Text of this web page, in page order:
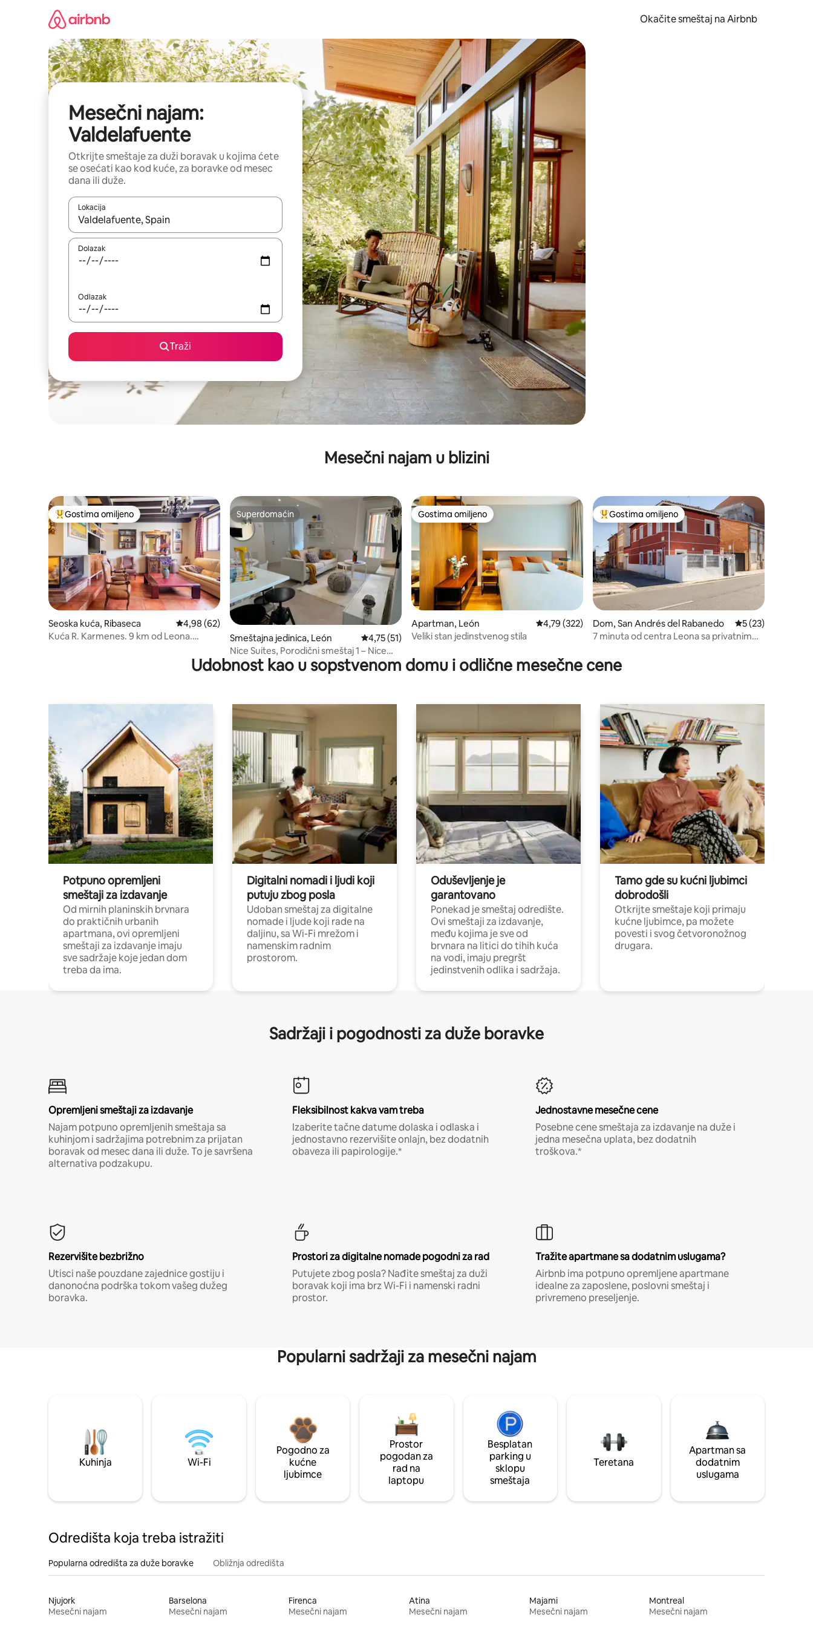
Okačite smeštaj na Airbnb
Mesečni najam:
Valdelafuente
Otkrijte smeštaje za duži boravak u kojima ćete
se osećati kao kod kuće, za boravke od mesec
dana ili duže.
Lokacija
Kad su rezultati dostupni, možete da se krećete kroz njih pomoću strelica nagore i nadole, kao i da ih istražujte dodirom ili prevlačenjem.
Dolazak
Odlazak
Traži
Mesečni najam u blizini
Najuspešniji među gostima omiljenim
Gostima omiljeno
Seoska kuća, Ribaseca Prosečna ocena 4,98 od 5, utisaka: 62
4,98 (62)
Kuća R. Karmenes. 9 km od Leona.
Superdomaćin
Superdomaćin
Smeštajna jedinica, León Prosečna ocena 4,75 od 5, utisaka: 51
4,75 (51)
Nice Suites, Porodični smeštaj 1 – Nice
Suites
Gostima omiljeno
Gostima omiljeno
Apartman, León Prosečna ocena 4,79 od 5, utisaka: 322
4,79 (322)
Veliki stan jedinstvenog stila
Najuspešniji među gostima omiljenim
Gostima omiljeno
Dom, San Andrés del Rabanedo Prosečna ocena 5
5 (23)
7 minuta od centra Leona sa privatnim
Udobnost kao u sopstvenom domu i odlične mesečne cene
Potpuno opremljeni
smeštaji za izdavanje
Od mirnih planinskih brvnara
do praktičnih urbanih
apartmana, ovi opremljeni
smeštaji za izdavanje imaju
sve sadržaje koje jedan dom
treba da ima.
Digitalni nomadi i ljudi koji
putuju zbog posla
Udoban smeštaj za digitalne
nomade i ljude koji rade na
daljinu, sa Wi-Fi mrežom i
namenskim radnim
prostorom.
Oduševljenje je
garantovano
Ponekad je smeštaj odredište.
Ovi smeštaji za izdavanje,
među kojima je sve od
brvnara na litici do tihih kuća
na vodi, imaju pregršt
jedinstvenih odlika i sadržaja.
Tamo gde su kućni ljubimci
dobrodošli
Otkrijte smeštaje koji primaju
kućne ljubimce, pa možete
povesti i svog četvoronožnog
drugara.
Sadržaji i pogodnosti za duže boravke
Opremljeni smeštaji za izdavanje
Najam potpuno opremljenih smeštaja sa
kuhinjom i sadržajima potrebnim za prijatan
boravak od mesec dana ili duže. To je savršena
alternativa podzakupu.
Fleksibilnost kakva vam treba
Izaberite tačne datume dolaska i odlaska i
jednostavno rezervišite onlajn, bez dodatnih
obaveza ili papirologije.*
Jednostavne mesečne cene
Posebne cene smeštaja za izdavanje na duže i
jedna mesečna uplata, bez dodatnih
troškova.*
Rezervišite bezbrižno
Utisci naše pouzdane zajednice gostiju i
danonoćna podrška tokom vašeg dužeg
boravka.
Prostori za digitalne nomade pogodni za rad
Putujete zbog posla? Nađite smeštaj za duži
boravak koji ima brz Wi-Fi i namenski radni
prostor.
Tražite apartmane sa dodatnim uslugama?
Airbnb ima potpuno opremljene apartmane
idealne za zaposlene, poslovni smeštaj i
privremeno preseljenje.
Popularni sadržaji za mesečni najam
Kuhinja Wi-Fi
Pogodno za
kućne
ljubimce
Prostor
pogodan za
rad na
laptopu
Besplatan
parking u
sklopu
smeštaja
Teretana
Apartman sa
dodatnim
uslugama
Odredišta koja treba istražiti
Popularna odredišta za duže boravke Obližnja odredišta
Njujork
Mesečni najam
Barselona
Mesečni najam
Firenca
Mesečni najam
Atina
Mesečni najam
Majami
Mesečni najam
Montreal
Mesečni najam